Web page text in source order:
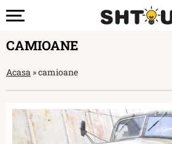
CAMIOANE
Acasa »camioane